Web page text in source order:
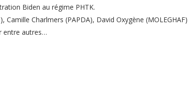
Biden au régime PHTK.
Charlmers (PAPDA), David Oxygène (MOLEGHAF)
entre autres…